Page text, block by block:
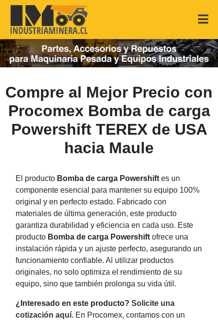
Compre al Mejor Precio con
Procomex Bomba de carga
Powershift TEREX de USA
hacia Maule
El producto Bomba de carga Powershift es un
componente esencial para mantener su equipo 100%
original y en perfecto estado. Fabricado con
materiales de última generación, este producto
garantiza durabilidad y eficiencia en cada uso. Este
producto Bomba de carga Powershift ofrece una
instalación rápida y un ajuste perfecto, asegurando un
funcionamiento confiable. Al utilizar productos
originales, no solo optimiza el rendimiento de su
equipo, sino que también prolonga su vida útil.
¿Interesado en este producto? Solicite una
cotización aquí. En Procomex, contamos con un